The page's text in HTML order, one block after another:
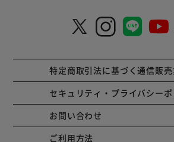
特定商取引法に基づく通信販
セキュリティ・プライバシー
お問い合わせ
ご利用方法